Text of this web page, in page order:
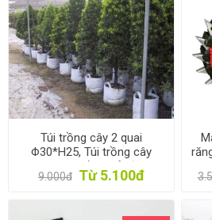
Túi trồng cây 2 quai
Φ30*H25, Túi trồng cây
công trình bằng Vải địa kỹ
thuật không dệt
9.000đ Từ 5.100đ
1